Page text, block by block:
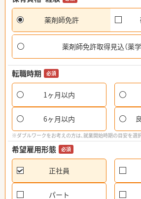
薬剤師免許
薬剤師免許取得見込（薬学
転職時期 必須
1ヶ月以内
6ヶ月以内
※ダブルワークをお考えの方は、就業開始時期の目安を選
希望雇用形態 必須
正社員
パート